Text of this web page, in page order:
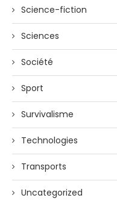
Science-fiction
Sciences
Société
Sport
Survivalisme
Technologies
Transports
Uncategorized